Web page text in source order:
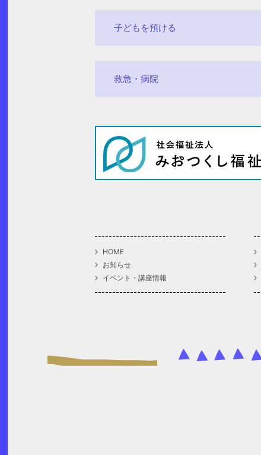
子どもを預ける
救急・病院
HOME
お知らせ
イベント・講座情報